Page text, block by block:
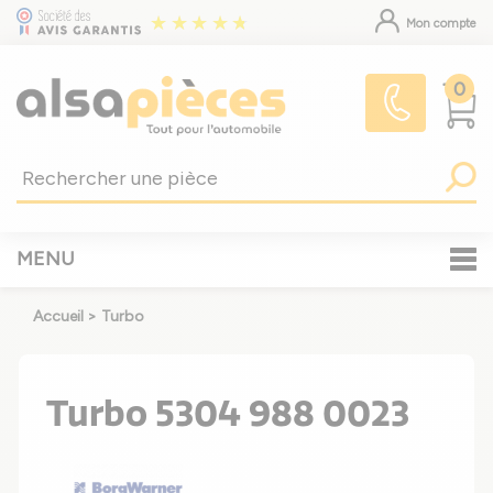
Mon compte
0
MENU
Accueil > Turbo
Turbo 5304 988 0023